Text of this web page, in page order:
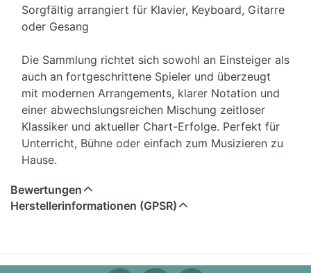
Sorgfältig arrangiert für Klavier, Keyboard, Gitarre
oder Gesang
Die Sammlung richtet sich sowohl an Einsteiger als
auch an fortgeschrittene Spieler und überzeugt
mit modernen Arrangements, klarer Notation und
einer abwechslungsreichen Mischung zeitloser
Klassiker und aktueller Chart-Erfolge. Perfekt für
Unterricht, Bühne oder einfach zum Musizieren zu
Hause.
Inhaltsangabe:
3. Marlon Roudette - When The Beat Drops Out
Bewertungen
Herstellerinformationen (GPSR)